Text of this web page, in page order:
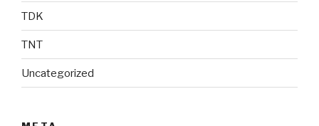
TDK
TNT
Uncategorized